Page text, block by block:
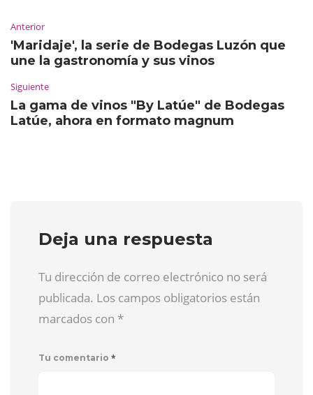
Anterior
'Maridaje', la serie de Bodegas Luzón que
une la gastronomía y sus vinos
Siguiente
La gama de vinos "By Latúe" de Bodegas
Latúe, ahora en formato magnum
Deja una respuesta
Tu dirección de correo electrónico no será
publicada. Los campos obligatorios están
marcados con *
Tu comentario *